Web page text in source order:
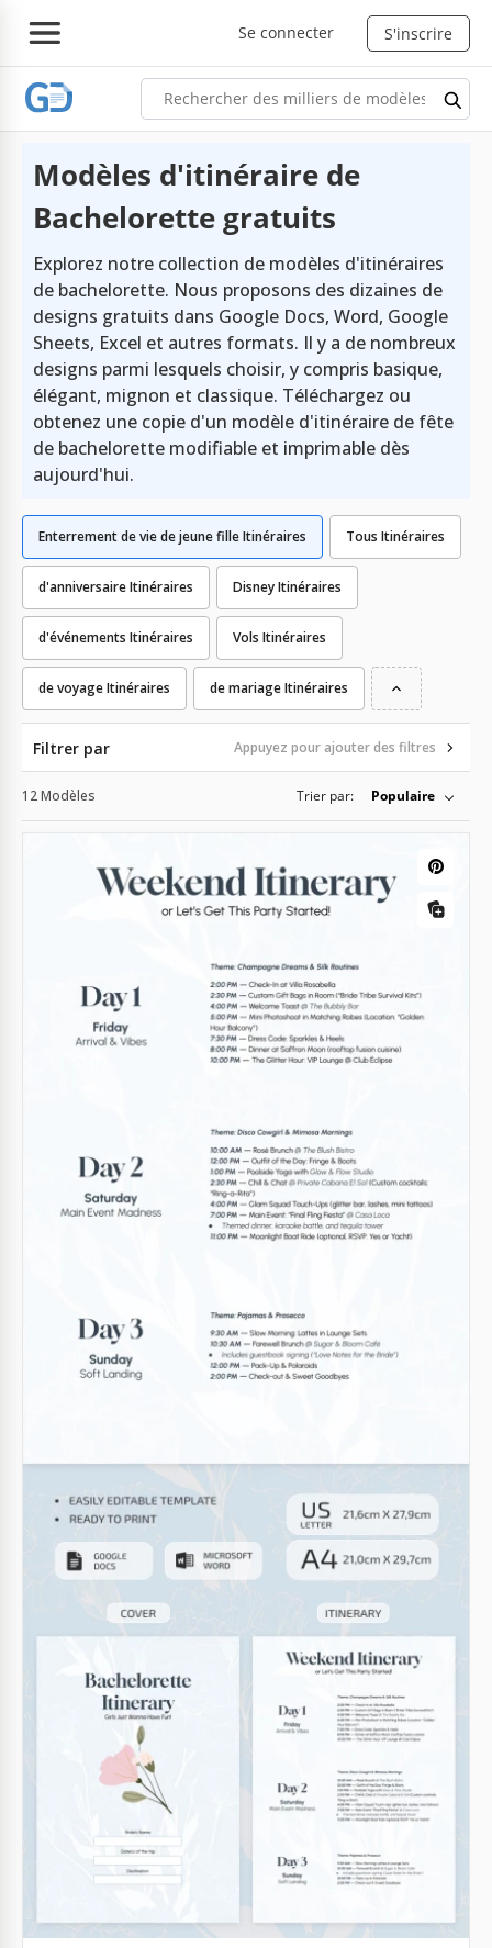
Se connecter S'inscrire
Modèles d'itinéraire de
Bachelorette gratuits
Explorez notre collection de modèles d'itinéraires
de bachelorette. Nous proposons des dizaines de
designs gratuits dans Google Docs, Word, Google
Sheets, Excel et autres formats. Il y a de nombreux
designs parmi lesquels choisir, y compris basique,
élégant, mignon et classique. Téléchargez ou
obtenez une copie d'un modèle d'itinéraire de fête
de bachelorette modifiable et imprimable dès
aujourd'hui.
Tous Itinéraires
Enterrement de vie de jeune fille Itinéraires
d'anniversaire Itinéraires Disney Itinéraires
d'événements Itinéraires Vols Itinéraires
de voyage Itinéraires de mariage Itinéraires
Filtrer par Appuyez pour ajouter des filtres
12 Modèles Trier par: Populaire